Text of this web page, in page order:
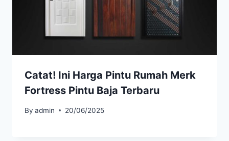
Catat! Ini Harga Pintu Rumah Merk
Fortress Pintu Baja Terbaru
By admin 20/06/2025